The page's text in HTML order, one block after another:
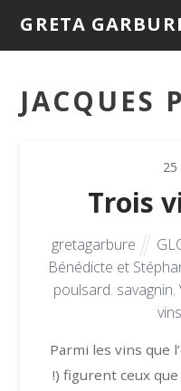
GRETA
JACQUES
25
Trois
gretagarbure
Bénédicte et
poulsard, savagnin,
Parmi les vins que
!) figurent ceux